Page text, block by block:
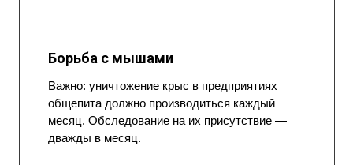
Борьба с мышами
Важно: уничтожение крыс в предприятиях
общепита должно производиться каждый
месяц. Обследование на их присутствие —
дважды в месяц.